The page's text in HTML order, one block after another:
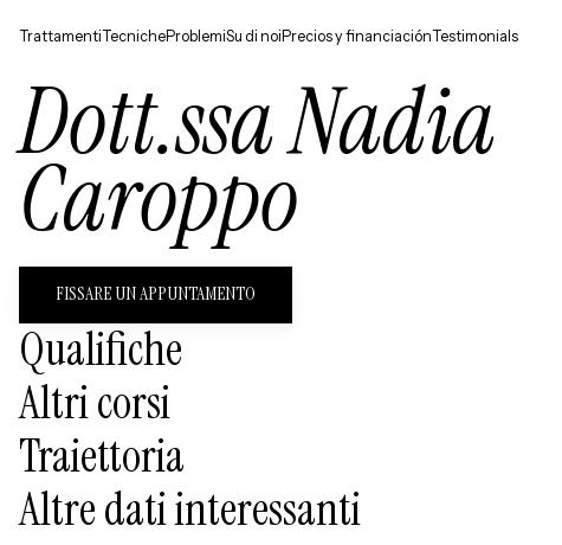
TrattamentiTecnicheProblemiSu di noi Precios y financiaciónTestimonials
Dott.ssa Nadia
Caroppo
FISSARE UN APPUNTAMENTO
Qualifiche
Altri corsi
Traiettoria
Altre dati interessanti